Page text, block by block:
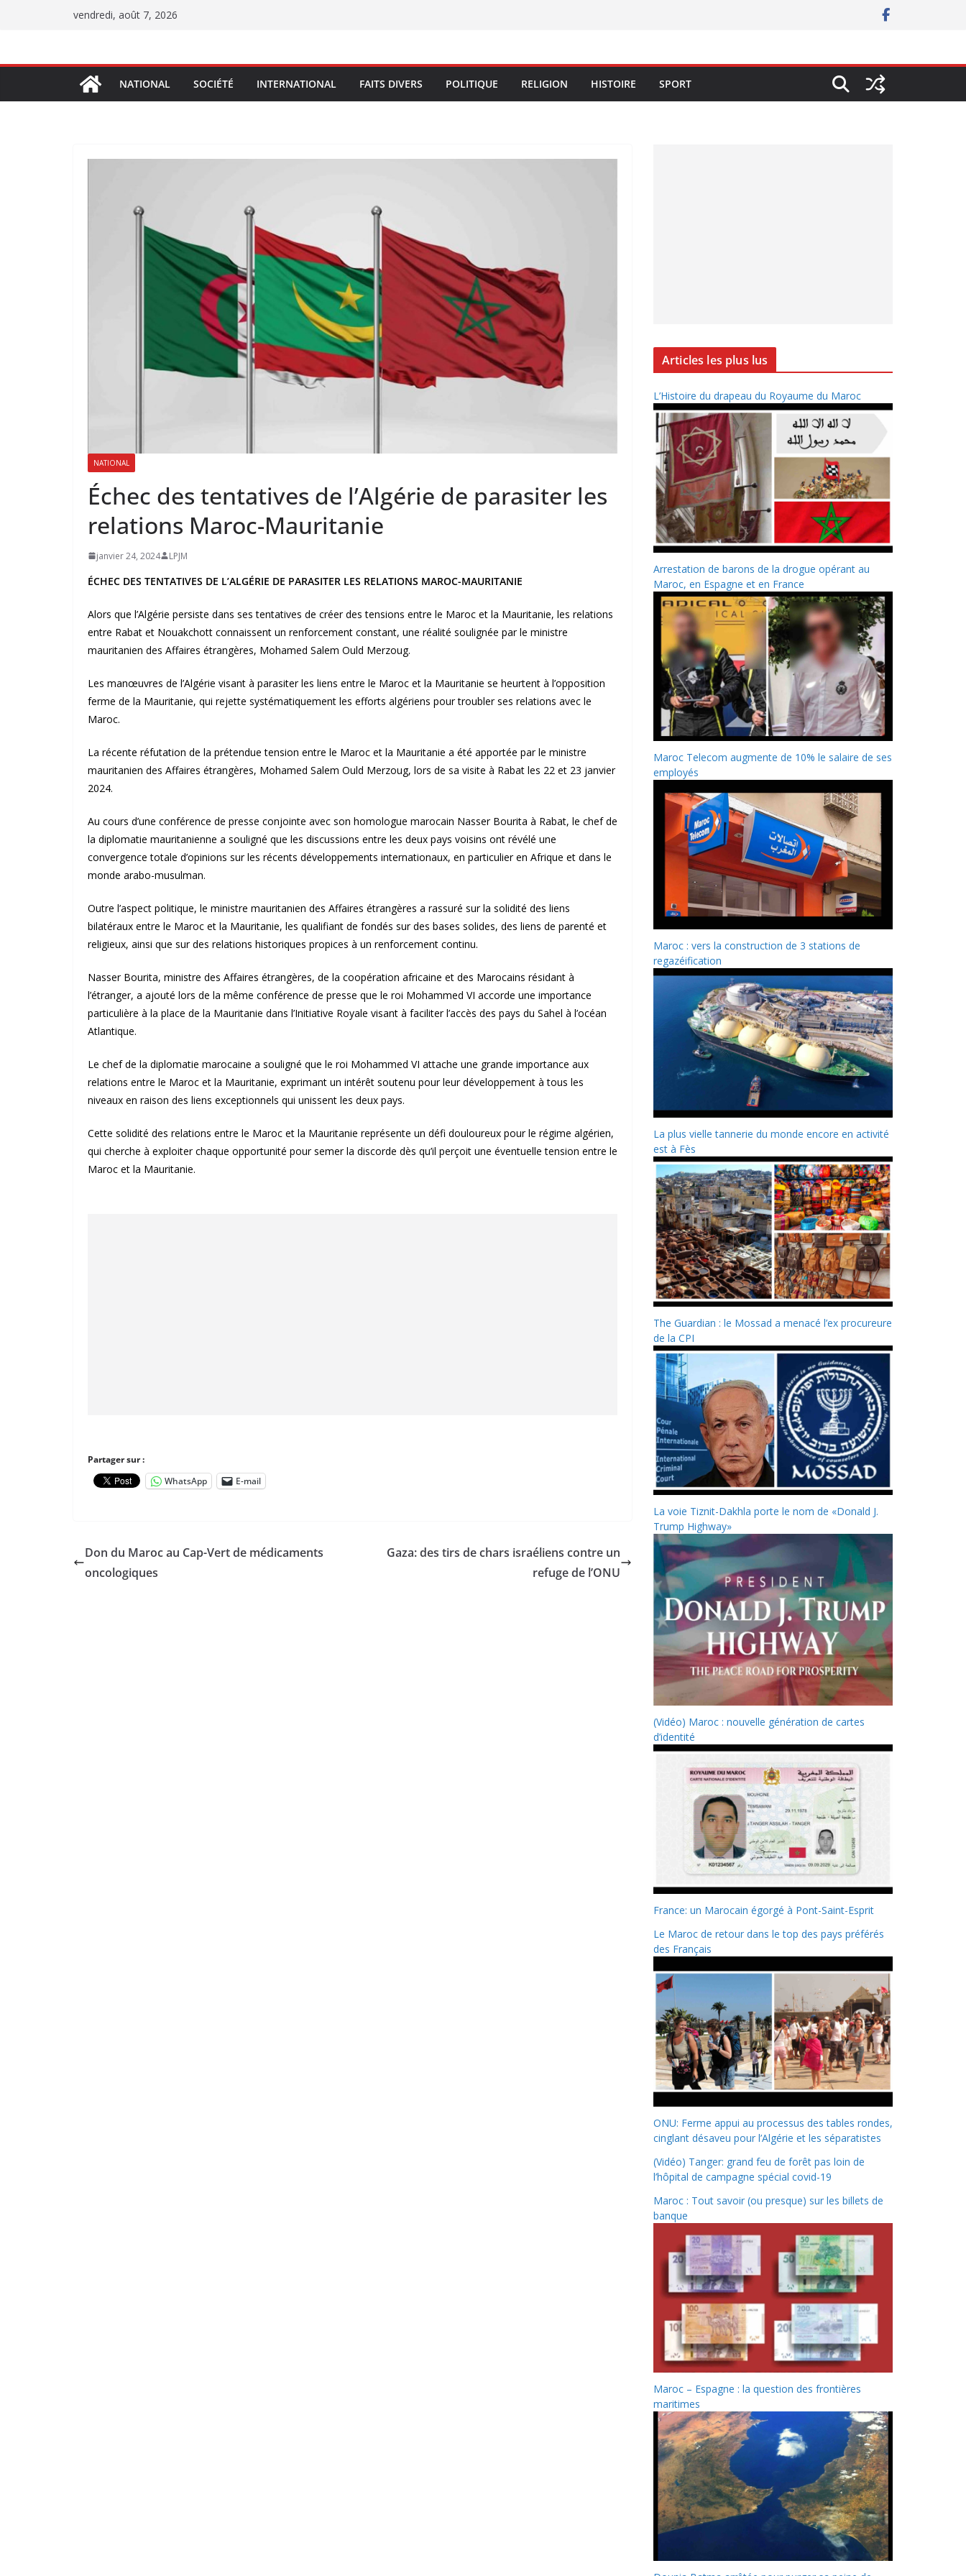
vendredi, août 7, 2026
NATIONAL SOCIÉTÉ INTERNATIONAL FAITS DIVERS POLITIQUE RELIGION HISTOIRE SPORT
NATIONAL
Échec des tentatives de l’Algérie de parasiter les
relations Maroc-Mauritanie
janvier 24, 2024 LPJM
ÉCHEC DES TENTATIVES DE L’ALGÉRIE DE PARASITER LES RELATIONS MAROC-MAURITANIE
Alors que l’Algérie persiste dans ses tentatives de créer des tensions entre le Maroc et la Mauritanie, les relations
entre Rabat et Nouakchott connaissent un renforcement constant, une réalité soulignée par le ministre
mauritanien des Affaires étrangères, Mohamed Salem Ould Merzoug.
Les manœuvres de l’Algérie visant à parasiter les liens entre le Maroc et la Mauritanie se heurtent à l’opposition
ferme de la Mauritanie, qui rejette systématiquement les efforts algériens pour troubler ses relations avec le
Maroc.
La récente réfutation de la prétendue tension entre le Maroc et la Mauritanie a été apportée par le ministre
mauritanien des Affaires étrangères, Mohamed Salem Ould Merzoug, lors de sa visite à Rabat les 22 et 23 janvier
2024.
Au cours d’une conférence de presse conjointe avec son homologue marocain Nasser Bourita à Rabat, le chef de
la diplomatie mauritanienne a souligné que les discussions entre les deux pays voisins ont révélé une
convergence totale d’opinions sur les récents développements internationaux, en particulier en Afrique et dans le
monde arabo-musulman.
Outre l’aspect politique, le ministre mauritanien des Affaires étrangères a rassuré sur la solidité des liens
bilatéraux entre le Maroc et la Mauritanie, les qualifiant de fondés sur des bases solides, des liens de parenté et
religieux, ainsi que sur des relations historiques propices à un renforcement continu.
Nasser Bourita, ministre des Affaires étrangères, de la coopération africaine et des Marocains résidant à
l’étranger, a ajouté lors de la même conférence de presse que le roi Mohammed VI accorde une importance
particulière à la place de la Mauritanie dans l’Initiative Royale visant à faciliter l’accès des pays du Sahel à l’océan
Atlantique.
Le chef de la diplomatie marocaine a souligné que le roi Mohammed VI attache une grande importance aux
relations entre le Maroc et la Mauritanie, exprimant un intérêt soutenu pour leur développement à tous les
niveaux en raison des liens exceptionnels qui unissent les deux pays.
Cette solidité des relations entre le Maroc et la Mauritanie représente un défi douloureux pour le régime algérien,
qui cherche à exploiter chaque opportunité pour semer la discorde dès qu’il perçoit une éventuelle tension entre le
Maroc et la Mauritanie.
Partager sur :
WhatsApp
E-mail
Don du Maroc au Cap-Vert de médicaments
oncologiques
Gaza: des tirs de chars israéliens contre un
refuge de l’ONU
Articles les plus lus
L’Histoire du drapeau du Royaume du Maroc
Arrestation de barons de la drogue opérant au
Maroc, en Espagne et en France
Maroc Telecom augmente de 10% le salaire de ses
employés
Maroc : vers la construction de 3 stations de
regazéification
La plus vielle tannerie du monde encore en activité
est à Fès
The Guardian : le Mossad a menacé l’ex procureure
de la CPI
La voie Tiznit-Dakhla porte le nom de «Donald J.
Trump Highway»
(Vidéo) Maroc : nouvelle génération de cartes
d’identité
France: un Marocain égorgé à Pont-Saint-Esprit
Le Maroc de retour dans le top des pays préférés
des Français
ONU: Ferme appui au processus des tables rondes,
cinglant désaveu pour l’Algérie et les séparatistes
(Vidéo) Tanger: grand feu de forêt pas loin de
l’hôpital de campagne spécial covid-19
Maroc : Tout savoir (ou presque) sur les billets de
banque
Maroc – Espagne : la question des frontières
maritimes